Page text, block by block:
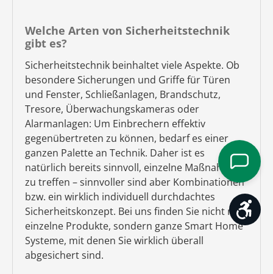
Welche Arten von Sicherheitstechnik
gibt es?
Sicherheitstechnik beinhaltet viele Aspekte. Ob
besondere Sicherungen und Griffe für Türen
und Fenster, Schließanlagen, Brandschutz,
Tresore, Überwachungskameras oder
Alarmanlagen: Um Einbrechern effektiv
gegenübertreten zu können, bedarf es einer
ganzen Palette an Technik. Daher ist es
natürlich bereits sinnvoll, einzelne Maßnahmen
zu treffen – sinnvoller sind aber Kombinationen
bzw. ein wirklich individuell durchdachtes
Sicherheitskonzept. Bei uns finden Sie nicht nur
einzelne Produkte, sondern ganze Smart Home
Systeme, mit denen Sie wirklich überall
abgesichert sind.